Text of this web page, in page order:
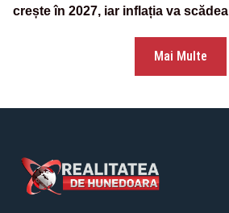
crește în 2027, iar inflația va scădea
Mai Multe